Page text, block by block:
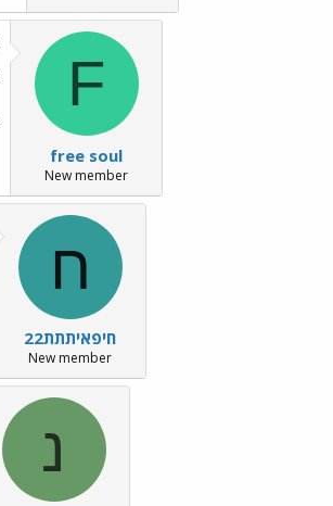
F
free soul
New member
ח
חיפאיתתת22
New member
נ